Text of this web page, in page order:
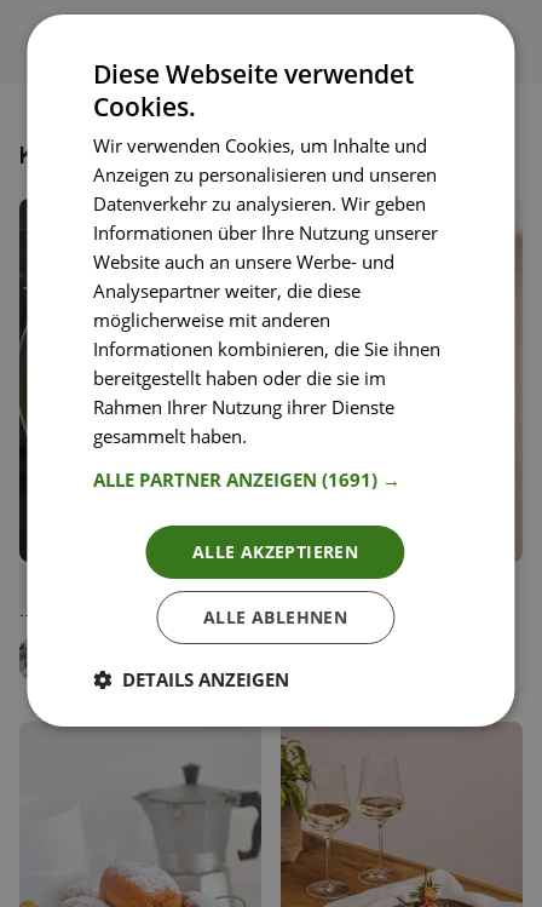
Könnte dir auch gefallen
Speichern
Brokkoli-Dinkel-Salat mit
Mandeln und Bergkäse
Vanessa Amenta
Diätologin
74
Speichern
Cremiger Milchreis mit
lauwarmem Beerenkompott
Jenny Rose
Diese Webseite verwendet
Cookies.
Wir verwenden Cookies, um Inhalte und
Anzeigen zu personalisieren und unseren
Datenverkehr zu analysieren. Wir geben
Informationen über Ihre Nutzung unserer
Website auch an unsere Werbe- und
Analysepartner weiter, die diese
möglicherweise mit anderen
Informationen kombinieren, die Sie ihnen
bereitgestellt haben oder die sie im
Rahmen Ihrer Nutzung ihrer Dienste
gesammelt haben.
ALLE PARTNER ANZEIGEN(1691) →
ALLE AKZEPTIEREN
ALLE ABLEHNEN
DETAILS ANZEIGEN